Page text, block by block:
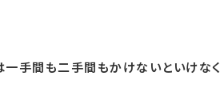
一手間も二手間もかけないといけなく